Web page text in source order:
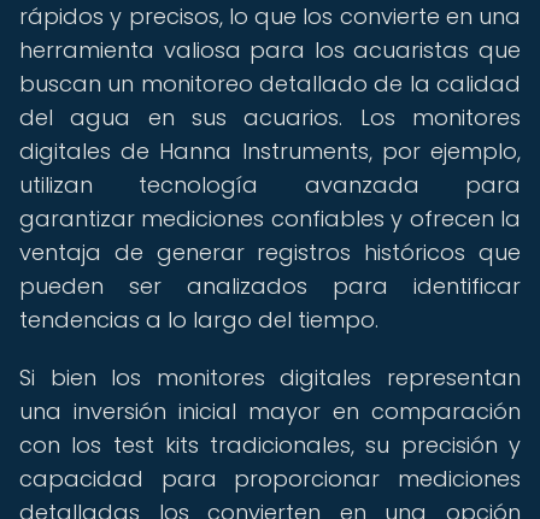
rápidos y precisos, lo que los convierte en una
herramienta valiosa para los acuaristas que
buscan un monitoreo detallado de la calidad
del agua en sus acuarios. Los monitores
digitales de Hanna Instruments, por ejemplo,
utilizan tecnología avanzada para
garantizar mediciones confiables y ofrecen la
ventaja de generar registros históricos que
pueden ser analizados para identificar
tendencias a lo largo del tiempo.
Si bien los monitores digitales representan
una inversión inicial mayor en comparación
con los test kits tradicionales, su precisión y
capacidad para proporcionar mediciones
detalladas los convierten en una opción